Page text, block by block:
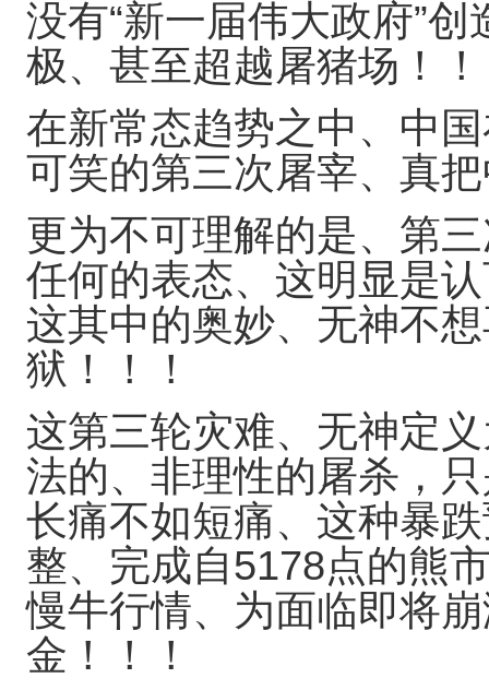
没有“新一届伟大政府”
极、甚至超越屠猪场！
在新常态趋势之中、中
可笑的第三次屠宰、真
更为不可理解的是、第
任何的表态、这明显是
这其中的奥妙、无神不
狱！！！
这第三轮灾难、无神定
法的、非理性的屠杀，
长痛不如短痛、这种暴
整、完成自5178点的熊
慢牛行情、为面临即将
金！！！